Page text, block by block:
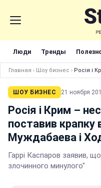
Люди Тренды
Главная › Шоу бизнес › Росія і
ШОУ БИЗНЕС 21 ноября
Росія і Крим –
поставив крапку
Муждабаева і
Гаррі Каспаров заявив,
злочинного минулого"